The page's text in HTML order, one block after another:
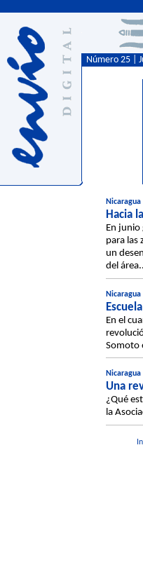
Número 25 |
Nicaragua
Hacia
En junio
para las
un
del
Nicaragua
En el
Somoto
Nicaragua
Una
¿Qué
la